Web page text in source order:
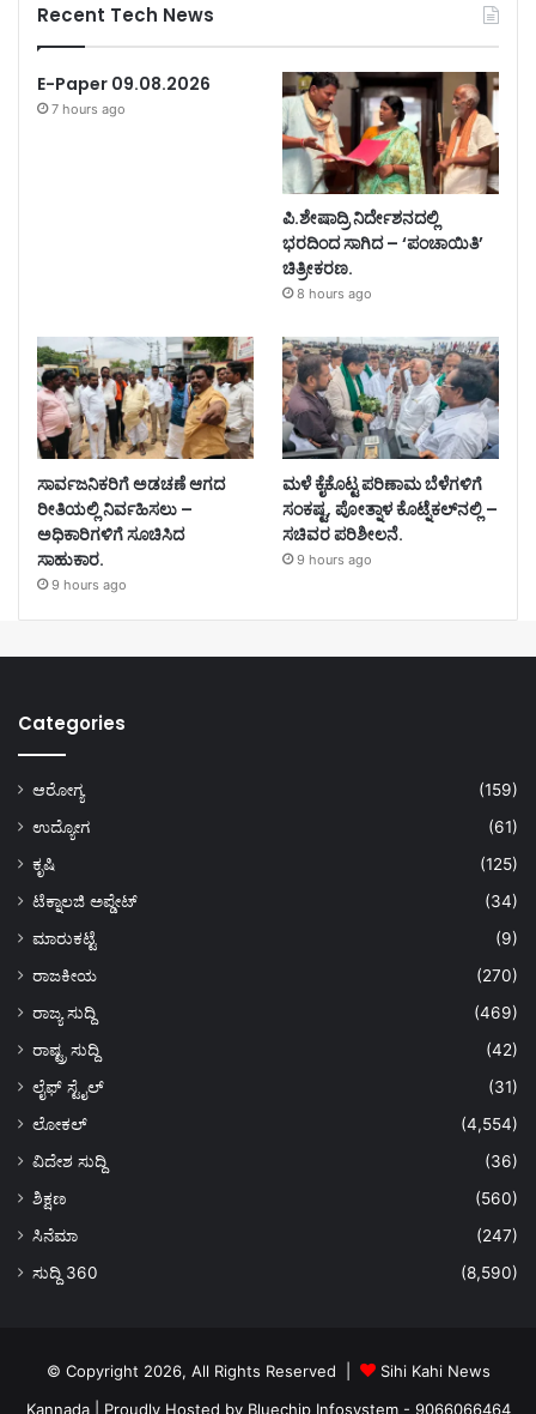
Recent Tech News
E-Paper 09.08.2026
7 hours ago
ಪಿ.ಶೇಷಾದ್ರಿ ನಿರ್ದೇಶನದಲ್ಲಿ
ಭರದಿಂದ ಸಾಗಿದ – ‘ಪಂಚಾಯಿತಿ’
ಚಿತ್ರೀಕರಣ.
8 hours ago
ಸಾರ್ವಜನಿಕರಿಗೆ ಅಡಚಣೆ ಆಗದ
ರೀತಿಯಲ್ಲಿ ನಿರ್ವಹಿಸಲು –
ಅಧಿಕಾರಿಗಳಿಗೆ ಸೂಚಿಸಿದ
ಸಾಹುಕಾರ.
9 hours ago
ಮಳೆ ಕೈಕೊಟ್ಟ ಪರಿಣಾಮ ಬೆಳೆಗಳಿಗೆ
ಸಂಕಷ್ಟ, ಪೋತ್ನಾಳ ಕೊಟ್ನೆಕಲ್‌ನಲ್ಲಿ –
ಸಚಿವರ ಪರಿಶೀಲನೆ.
9 hours ago
Categories
ಆರೋಗ್ಯ
(159)
ಉದ್ಯೋಗ
(61)
ಕೃಷಿ
(125)
ಟೆಕ್ನಾಲಜಿ ಅಪ್ಡೇಟ್
(34)
ಮಾರುಕಟ್ಟೆ
(9)
ರಾಜಕೀಯ
(270)
ರಾಜ್ಯ ಸುದ್ದಿ
(469)
ರಾಷ್ಟ್ರ ಸುದ್ದಿ
(42)
ಲೈಫ್ ಸ್ಟೈಲ್
(31)
ಲೋಕಲ್
(4,554)
ವಿದೇಶ ಸುದ್ದಿ
(36)
ಶಿಕ್ಷಣ
(560)
ಸಿನೆಮಾ
(247)
ಸುದ್ದಿ 360
(8,590)
© Copyright 2026, All Rights Reserved |
Sihi Kahi News
Kannada| Proudly Hosted by Bluechip Infosystem - 9066066464